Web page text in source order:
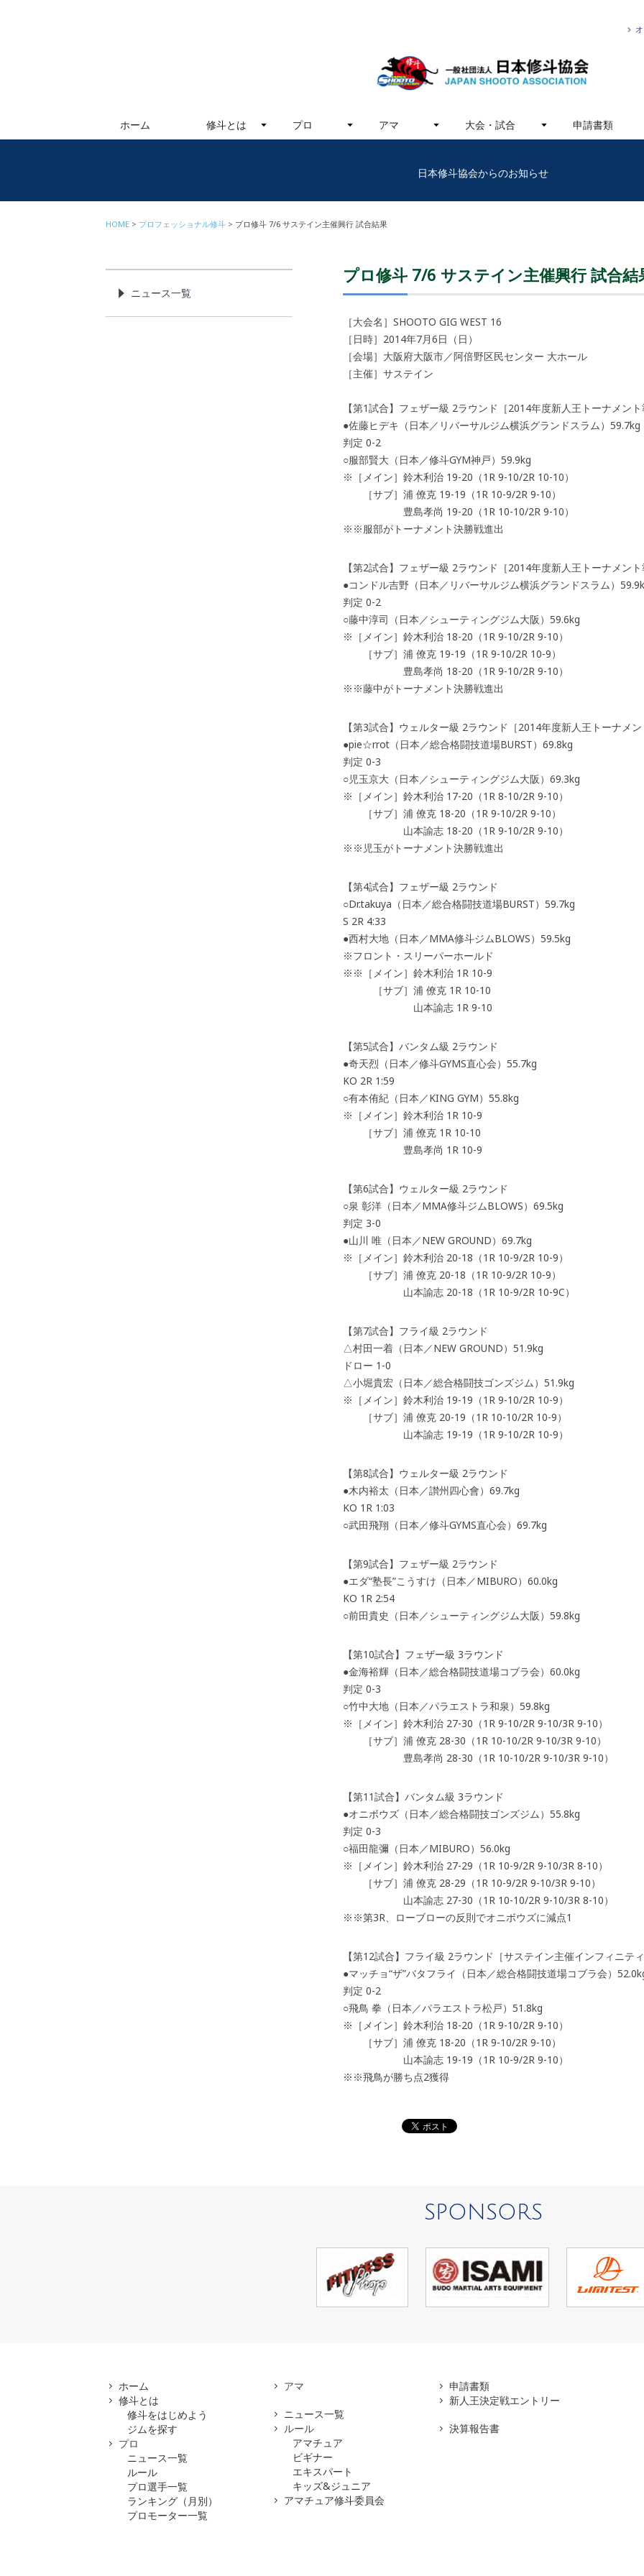
ホーム 修斗とは プロ アマ 大会・試合 申請書類
日本修斗協会からのお知らせ
HOME プロフェッショナル修斗 プロ修斗 7/6 サステイン主催興行 試合結果
プロ修斗 7/6 サステイン主催興行 試合結
［大会名］SHOOTO GIG WEST 16
［日時］2014年7月6日（日）
［会場］大阪府大阪市／阿倍野区民センター 大ホール
［主催］サステイン
【第1試合】フェザー級 2ラウンド［2014年度新人王トーナメント
●佐藤ヒデキ（日本／リバーサルジム横浜グランドスラム）59.7kg
判定 0-2
○服部賢大（日本／修斗GYM神戸）59.9kg
※［メイン］鈴木利治 19-20（1R 9-10/2R 10-10）
［サブ］浦 僚克 19-19（1R 10-9/2R 9-10）
豊島孝尚 19-20（1R 10-10/2R 9-10）
※※服部がトーナメント決勝戦進出
【第2試合】フェザー級 2ラウンド［2014年度新人王トーナメント
●コンドル吉野（日本／リバーサルジム横浜グランドスラム）
判定 0-2
○藤中淳司（日本／シューティングジム大阪）59.6kg
※［メイン］鈴木利治 18-20（1R 9-10/2R 9-10）
［サブ］浦 僚克 19-19（1R 9-10/2R 10-9）
豊島孝尚 18-20（1R 9-10/2R 9-10）
※※藤中がトーナメント決勝戦進出
【第3試合】ウェルター級 2ラウンド［2014年度新人王トーナメン
●pie☆rrot（日本／総合格闘技道場BURST）69.8kg
判定 0-3
○児玉京大（日本／シューティングジム大阪）69.3kg
※［メイン］鈴木利治 17-20（1R 8-10/2R 9-10）
［サブ］浦 僚克 18-20（1R 9-10/2R 9-10）
山本諭志 18-20（1R 9-10/2R 9-10）
※※児玉がトーナメント決勝戦進出
【第4試合】フェザー級 2ラウンド
○Dr.takuya（日本／総合格闘技道場BURST）59.7kg
S 2R 4:33
●西村大地（日本／MMA修斗ジムBLOWS）59.5kg
※フロント・スリーパーホールド
※※［メイン］鈴木利治 1R 10-9
［サブ］浦 僚克 1R 10-10
山本諭志 1R 9-10
【第5試合】バンタム級 2ラウンド
●奇天烈（日本／修斗GYMS直心会）55.7kg
KO 2R 1:59
○有本侑紀（日本／KING GYM）55.8kg
※［メイン］鈴木利治 1R 10-9
［サブ］浦 僚克 1R 10-10
豊島孝尚 1R 10-9
【第6試合】ウェルター級 2ラウンド
○泉 彰洋（日本／MMA修斗ジムBLOWS）69.5kg
判定 3-0
●山川 唯（日本／NEW GROUND）69.7kg
※［メイン］鈴木利治 20-18（1R 10-9/2R 10-9）
［サブ］浦 僚克 20-18（1R 10-9/2R 10-9）
山本諭志 20-18（1R 10-9/2R 10-9C）
【第7試合】フライ級 2ラウンド
△村田一着（日本／NEW GROUND）51.9kg
ドロー 1-0
△小堀貴宏（日本／総合格闘技ゴンズジム）51.9kg
※［メイン］鈴木利治 19-19（1R 9-10/2R 10-9）
［サブ］浦 僚克 20-19（1R 10-10/2R 10-9）
山本諭志 19-19（1R 9-10/2R 10-9）
【第8試合】ウェルター級 2ラウンド
●木内裕太（日本／讃州四心會）69.7kg
KO 1R 1:03
○武田飛翔（日本／修斗GYMS直心会）69.7kg
【第9試合】フェザー級 2ラウンド
●エダ“塾長”こうすけ（日本／MIBURO）60.0kg
KO 1R 2:54
○前田貴史（日本／シューティングジム大阪）59.8kg
【第10試合】フェザー級 3ラウンド
●金海裕輝（日本／総合格闘技道場コブラ会）60.0kg
判定 0-3
○竹中大地（日本／パラエストラ和泉）59.8kg
※［メイン］鈴木利治 27-30（1R 9-10/2R 9-10/3R 9-10）
［サブ］浦 僚克 28-30（1R 10-10/2R 9-10/3R 9-10）
豊島孝尚 28-30（1R 10-10/2R 9-10/3R 9-10）
【第11試合】バンタム級 3ラウンド
●オニボウズ（日本／総合格闘技ゴンズジム）55.8kg
判定 0-3
○福田龍彌（日本／MIBURO）56.0kg
※［メイン］鈴木利治 27-29（1R 10-9/2R 9-10/3R 8-10）
［サブ］浦 僚克 28-29（1R 10-9/2R 9-10/3R 9-10）
山本諭志 27-30（1R 10-10/2R 9-10/3R 8-10）
※※第3R、ローブローの反則でオニボウズに減点1
【第12試合】フライ級 2ラウンド［サステイン主催インフィニティ
●マッチョ“ザ”バタフライ（日本／総合格闘技道場コブラ会）
判定 0-2
○飛鳥 拳（日本／パラエストラ松戸）51.8kg
※［メイン］鈴木利治 18-20（1R 9-10/2R 9-10）
［サブ］浦 僚克 18-20（1R 9-10/2R 9-10）
山本諭志 19-19（1R 10-9/2R 9-10）
※※飛鳥が勝ち点2獲得
ニュース一覧
SPONSORS
ホーム
修斗とは
修斗をはじめよう
ジムを探す
プロ
ニュース一覧
ルール
プロ選手一覧
ランキング（月別）
プロモーター一覧
アマ
ニュース一覧
ルール
アマチュア
ビギナー
エキスパート
キッズ&ジュニア
アマチュア修斗委員会
申請書類
新人王決定戦エントリー
決算報告書